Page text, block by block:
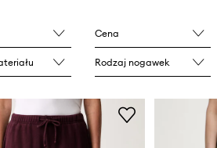
Cena
Rodzaj nogawek